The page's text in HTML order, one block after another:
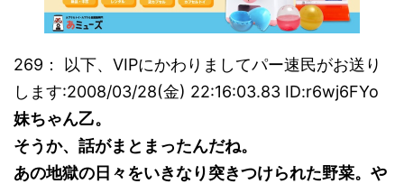
269： 以下、VIPにかわりましてパー速民がお送り
します:2008/03/28(金) 22:16:03.83 ID:r6wj6FYo
妹ちゃん乙。
そうか、話がまとまったんだね。
あの地獄の日々をいきなり突きつけられた野菜。や